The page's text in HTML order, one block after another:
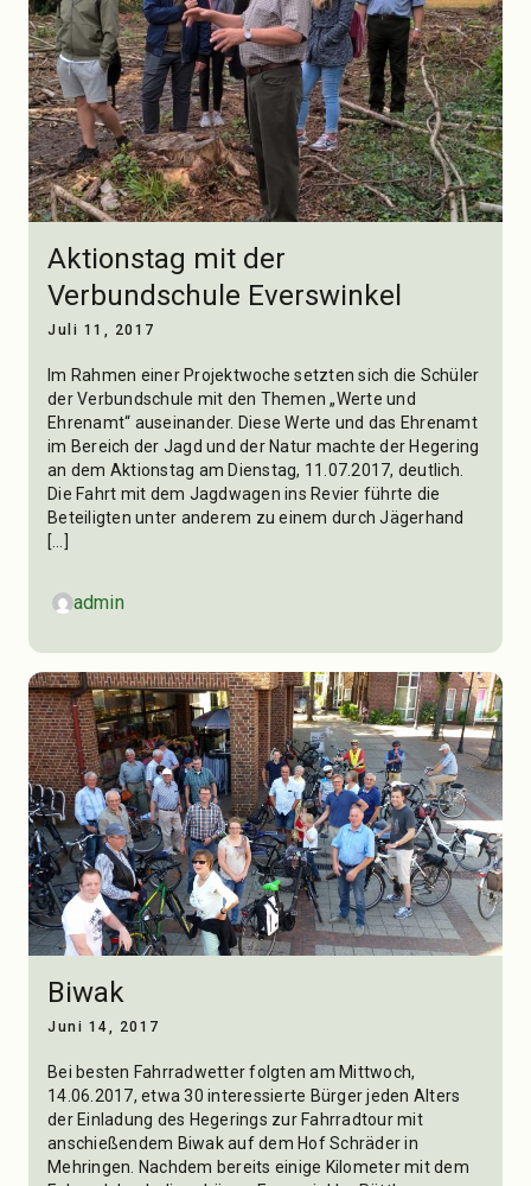
Aktionstag mit der
Verbundschule Everswinkel
Juli 11, 2017
Im Rahmen einer Projektwoche setzten sich die Schüler
der Verbundschule mit den Themen „Werte und
Ehrenamt“ auseinander. Diese Werte und das Ehrenamt
im Bereich der Jagd und der Natur machte der Hegering
an dem Aktionstag am Dienstag, 11.07.2017, deutlich.
Die Fahrt mit dem Jagdwagen ins Revier führte die
Beteiligten unter anderem zu einem durch Jägerhand
[…]
admin
Biwak
Juni 14, 2017
Bei besten Fahrradwetter folgten am Mittwoch,
14.06.2017, etwa 30 interessierte Bürger jeden Alters
der Einladung des Hegerings zur Fahrradtour mit
anschießendem Biwak auf dem Hof Schräder in
Mehringen. Nachdem bereits einige Kilometer mit dem